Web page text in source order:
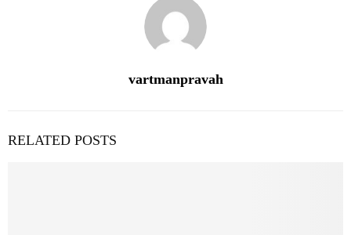
vartmanpravah
RELATED POSTS